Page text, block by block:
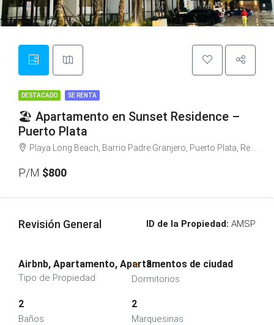
DESTACADO SE RENTA
🏖️ Apartamento en Sunset Residence –
Puerto Plata
Playa Long Beach, Barrio Padre Granjero, Puerto Plata, República Dominicana
P/M $800
Revisión General ID de la Propiedad: AMSP
Airbnb, Apartamento, Apartamentos de ciudad
Tipo de Propiedad
3
Dormitorios
2
Baños
2
Marquesinas